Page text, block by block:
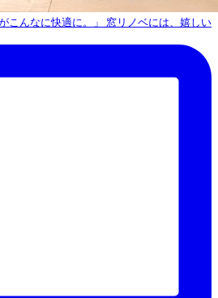
こんなに快適に。」 窓リノベには、嬉しい